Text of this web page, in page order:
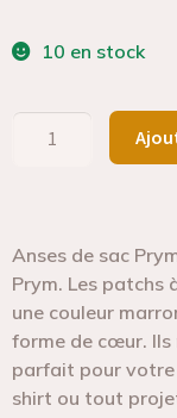
10 en stock
Anses de sac
Prym. Les patchs
une couleur
forme de cœur. Ils
parfait pour votre
shirt ou tout